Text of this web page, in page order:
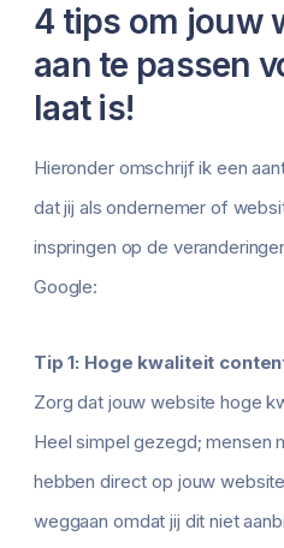
4 tips om jouw
aan te passen
laat is!
Hieronder omschrijf ik een
dat jij als ondernemer of
inspringen op de
Google:
Tip 1: Hoge kwaliteit
Zorg dat jouw website hoge
Heel simpel gezegd; mensen
hebben direct op jouw
weggaan omdat jij dit niet